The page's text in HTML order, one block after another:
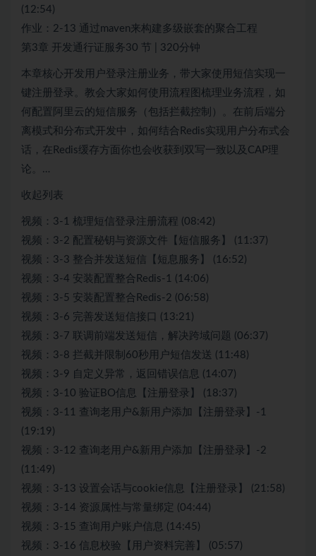
(12:54)
作业：2-13 通过maven来构建多级嵌套的聚合工程
第3章 开发通行证服务30 节 | 320分钟
本章核心开发用户登录注册业务，带大家使用短信实现一
键注册登录。教会大家如何使用流程图梳理业务流程，如
何配置阿里云的短信服务（包括拦截控制）。在前后端分
离模式和分布式开发中，如何结合Redis实现用户分布式会
话，在Redis缓存方面你也会收获到双写一致以及CAP理
论。…
收起列表
视频：3-1 梳理短信登录注册流程 (08:42)
视频：3-2 配置秘钥与资源文件【短信服务】 (11:37)
视频：3-3 整合并发送短信【短息服务】 (16:52)
视频：3-4 安装配置整合Redis-1 (14:06)
视频：3-5 安装配置整合Redis-2 (06:58)
视频：3-6 完善发送短信接口 (13:21)
视频：3-7 联调前端发送短信，解决跨域问题 (06:37)
视频：3-8 拦截并限制60秒用户短信发送 (11:48)
视频：3-9 自定义异常，返回错误信息 (14:07)
视频：3-10 验证BO信息【注册登录】 (18:37)
视频：3-11 查询老用户&新用户添加【注册登录】-1
(19:19)
视频：3-12 查询老用户&新用户添加【注册登录】-2
(11:49)
视频：3-13 设置会话与cookie信息【注册登录】 (21:58)
视频：3-14 资源属性与常量绑定 (04:44)
视频：3-15 查询用户账户信息 (14:45)
视频：3-16 信息校验【用户资料完善】 (05:57)